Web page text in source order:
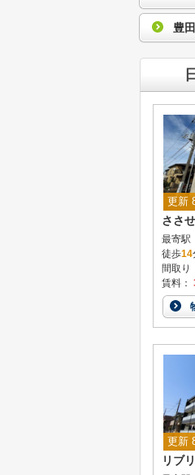
豊
更新
ささ
最寄駅
徒歩14
間取り
賃料：
更新
リブ